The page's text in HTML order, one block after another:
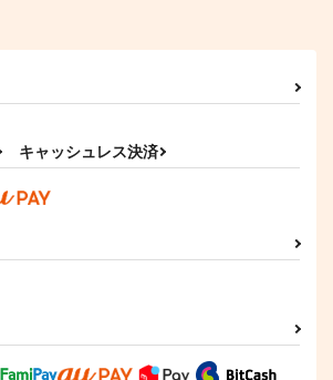
キャッシュレス決済